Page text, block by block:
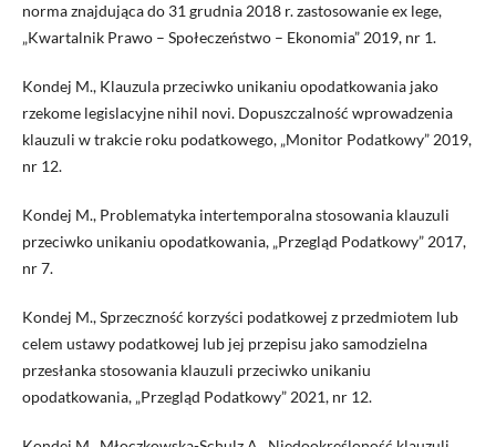
norma znajdująca do 31 grudnia 2018 r. zastosowanie ex lege,
„Kwartalnik Prawo – Społeczeństwo – Ekonomia” 2019, nr 1.
Kondej M., Klauzula przeciwko unikaniu opodatkowania jako
rzekome legislacyjne nihil novi. Dopuszczalność wprowadzenia
klauzuli w trakcie roku podatkowego, „Monitor Podatkowy” 2019,
nr 12.
Kondej M., Problematyka intertemporalna stosowania klauzuli
przeciwko unikaniu opodatkowania, „Przegląd Podatkowy” 2017,
nr 7.
Kondej M., Sprzeczność korzyści podatkowej z przedmiotem lub
celem ustawy podatkowej lub jej przepisu jako samodzielna
przesłanka stosowania klauzuli przeciwko unikaniu
opodatkowania, „Przegląd Podatkowy” 2021, nr 12.